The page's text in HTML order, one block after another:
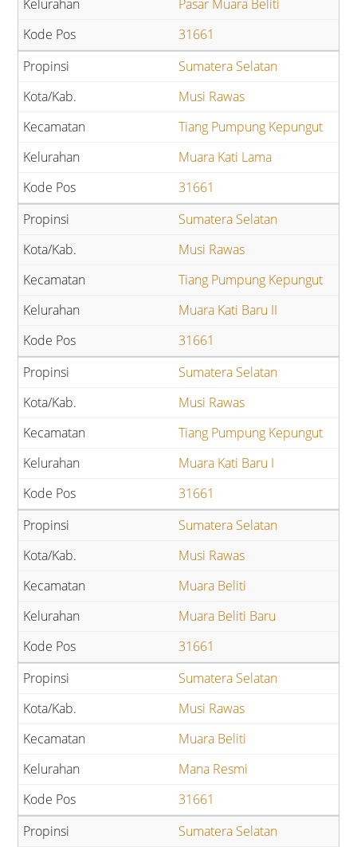
Pasar Muara Beliti
31661
Sumatera Selatan
Musi Rawas
Tiang Pumpung Kepungut
Muara Kati Lama
31661
Sumatera Selatan
Musi Rawas
Tiang Pumpung Kepungut
Muara Kati Baru II
31661
Sumatera Selatan
Musi Rawas
Tiang Pumpung Kepungut
Muara Kati Baru I
31661
Sumatera Selatan
Musi Rawas
Muara Beliti
Muara Beliti Baru
31661
Sumatera Selatan
Musi Rawas
Muara Beliti
Mana Resmi
31661
Sumatera Selatan